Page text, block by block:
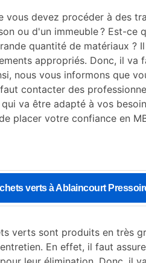
vous devez procéder à des
ou d'un immeuble ? Est-ce
quantité de matériaux ?
appropriés. Donc, il va
nous vous informons que
contacter des
va être adapté à vos
placer votre confiance en
verts à Ablaincourt
verts sont produits en très
En effet, il faut